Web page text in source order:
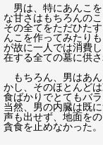
男は、特にあんこを
な甘さはもちろんの
その全てをただひた
んこを作ってみたり
が故に一人では消費
在する全ての墓に供
もちろん、男はあん
かし、そのほとんど
食ばかりでとてもバ
当然、男の内臓は既
声も出せず、地面を
貪食を止めなかった